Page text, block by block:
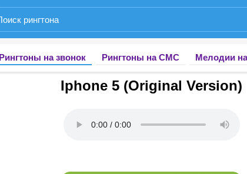
Рингтоны на звонок Рингтоны на СМС Мелодии
Iphone 5 (Original Version)